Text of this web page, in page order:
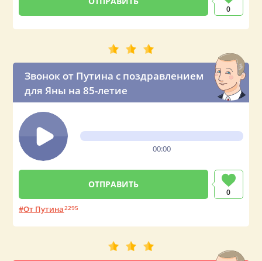
0
Звонок от Путина с поздравлением
для Яны на 85-летие
00:00
0
От Путина2295